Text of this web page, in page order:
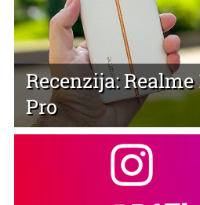
Recenzija: Realme
Pro